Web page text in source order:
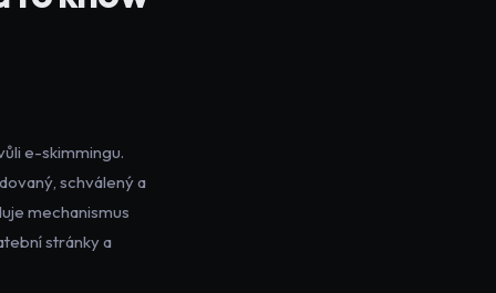
e-skimmingu.
schválený a
mechanismus
stránky a